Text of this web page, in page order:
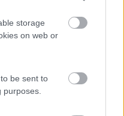
storage
on web or
be sent to
non lo avevo con me
sullo shunt e app